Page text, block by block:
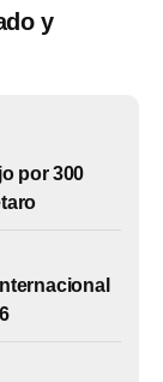
y
por 300